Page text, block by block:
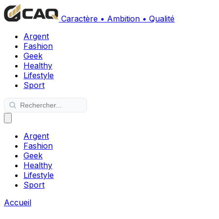
Caractère • Ambition • Qualité
Argent
Fashion
Geek
Healthy
Lifestyle
Sport
Argent
Fashion
Geek
Healthy
Lifestyle
Sport
Accueil